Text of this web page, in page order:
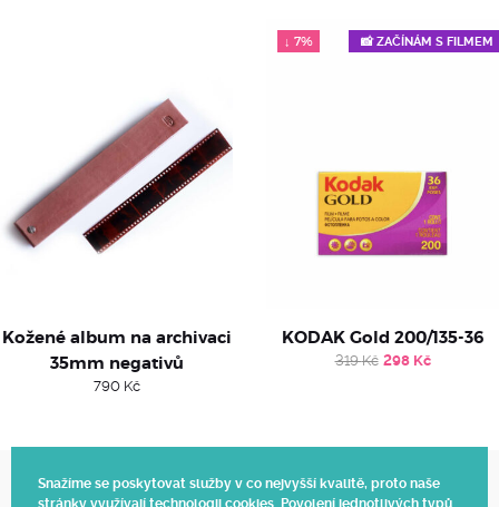
Snažíme se poskytovat služby v co nejvyšší kvalitě, proto naše
stránky využívají technologii cookies. Povolení jednotlivých typů
Kožené album na archivaci
35mm negativů
790 Kč
📸 ZAČÍNÁM S FILMEM
↓ 7%
KODAK Gold 200/135-36
319Kč Original
298 KčCurrent